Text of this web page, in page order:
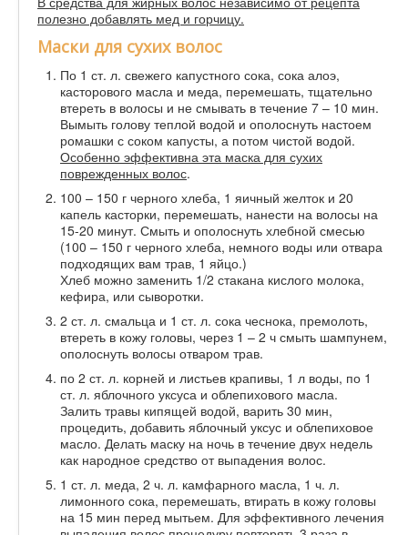
полезно добавлять мед и горчицу.
Маски для сухих волос
По 1 ст. л. свежего капустного сока, сока алоэ,
касторового масла и меда, перемешать, тщательно
втереть в волосы и не смывать в течение 7 – 10 мин.
Вымыть голову теплой водой и ополоснуть настоем
ромашки с соком капусты, а потом чистой водой.
Особенно эффективна эта маска для сухих
поврежденных волос.
100 – 150 г черного хлеба, 1 яичный желток и 20
капель касторки, перемешать, нанести на волосы на
15-20 минут. Смыть и ополоснуть хлебной смесью
(100 – 150 г черного хлеба, немного воды или отвара
подходящих вам трав, 1 яйцо.)
Хлеб можно заменить 1/2 стакана кислого молока,
кефира, или сыворотки.
2 ст. л. смальца и 1 ст. л. сока чеснока, премолоть,
втереть в кожу головы, через 1 – 2 ч смыть шампунем,
ополоснуть волосы отваром трав.
по 2 ст. л. корней и листьев крапивы, 1 л воды, по 1
ст. л. яблочного уксуса и облепихового масла.
Залить травы кипящей водой, варить 30 мин,
процедить, добавить яблочный уксус и облепиховое
масло. Делать маску на ночь в течение двух недель
как народное средство от выпадения волос.
1 ст. л. меда, 2 ч. л. камфарного масла, 1 ч. л.
лимонного сока, перемешать, втирать в кожу головы
на 15 мин перед мытьем. Для эффективного лечения